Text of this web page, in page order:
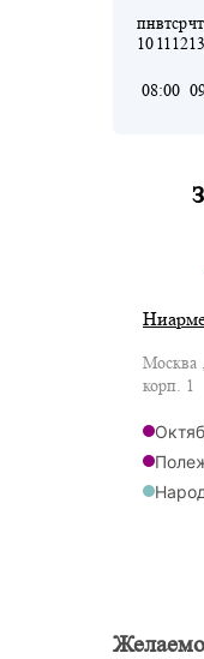
пн
10
вт
11
ср
12
чт
13
08:00
Москва
корп. 1